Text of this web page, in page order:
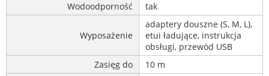
Wodoodporność
tak
Wyposażenie
adaptery douszne (S, M, L),
etui ładujące, instrukcja
obsługi, przewód USB
Zasięg do
10 m